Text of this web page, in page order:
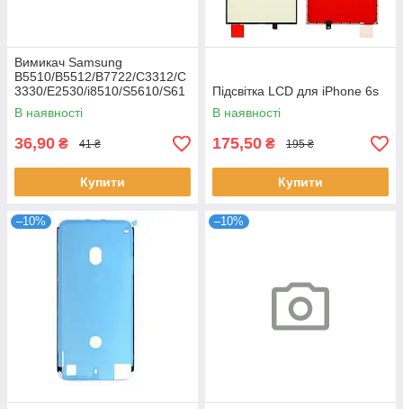
Вимикач Samsung
B5510/B5512/B7722/C3312/C
3330/E2530/i8510/S5610/S61
02
В наявності
36,90 ₴ 41 ₴
Купити
Підсвітка LCD для iPhone 6s
В наявності
175,50 ₴ 195 ₴
Купити
–10% –10%